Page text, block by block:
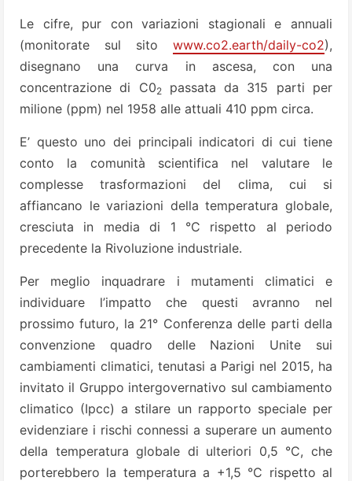
Le cifre, pur con variazioni stagionali e annuali
(monitorate sul sito www.co2.earth/daily-co2),
disegnano una curva in ascesa, con una
concentrazione di C02passata da 315 parti per
milione (ppm) nel 1958 alle attuali 410 ppm circa.
E’ questo uno dei principali indicatori di cui tiene
conto la comunità scientifica nel valutare le
complesse trasformazioni del clima, cui si
affiancano le variazioni della temperatura globale,
cresciuta in media di 1 °C rispetto al periodo
precedente la Rivoluzione industriale.
Per meglio inquadrare i mutamenti climatici e
individuare l’impatto che questi avranno nel
prossimo futuro, la 21° Conferenza delle parti della
convenzione quadro delle Nazioni Unite sui
cambiamenti climatici, tenutasi a Parigi nel 2015, ha
invitato il Gruppo intergovernativo sul cambiamento
climatico (Ipcc) a stilare un rapporto speciale per
evidenziare i rischi connessi a superare un aumento
della temperatura globale di ulteriori 0,5 °C, che
porterebbero la temperatura a +1,5 °C rispetto al